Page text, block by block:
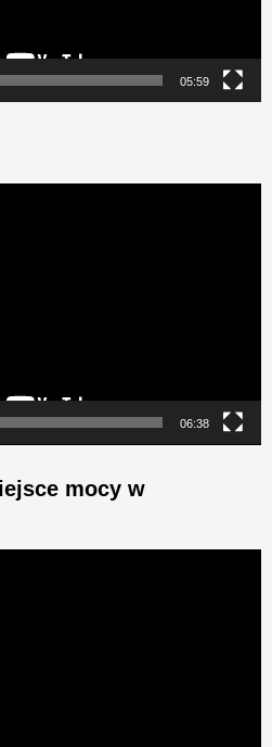
05:59
06:38
mocy w